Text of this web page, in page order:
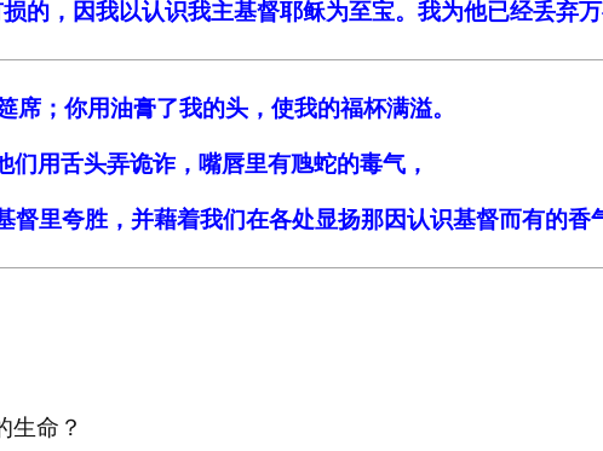
的，因我以认识我主基督耶稣为至宝。我为他已经丢弃
席；你用油膏了我的头，使我的福杯满溢。
们用舌头弄诡诈，嘴唇里有虺蛇的毒气，
里夸胜，并藉着我们在各处显扬那因认识基督而有的香
生命？